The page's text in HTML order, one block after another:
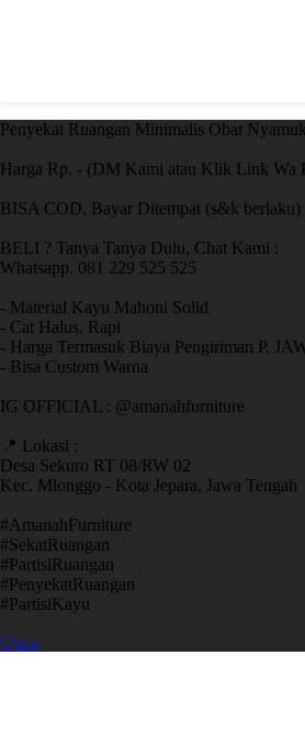
Penyekat Ruangan Minimalis Obat Nyamuk
Harga Rp. - (DM Kami atau Klik Link Wa
BISA COD, Bayar Ditempat (s&k berlaku)
BELI ? Tanya Tanya Dulu, Chat Kami :
Whatsapp. 081 229 525 525
- Material Kayu Mahoni Solid
- Cat Halus, Rapi
- Harga Termasuk Biaya Pengiriman P.
- Bisa Custom Warna
IG OFFICIAL : @amanahfurniture
📍 Lokasi :
Desa Sekuro RT 08/RW 02
Kec. Mlonggo - Kota Jepara, Jawa Tengah
​#AmanahFurniture
​#SekatRuangan
​#PartisiRuangan
​#PenyekatRuangan
​#PartisiKayu
Open